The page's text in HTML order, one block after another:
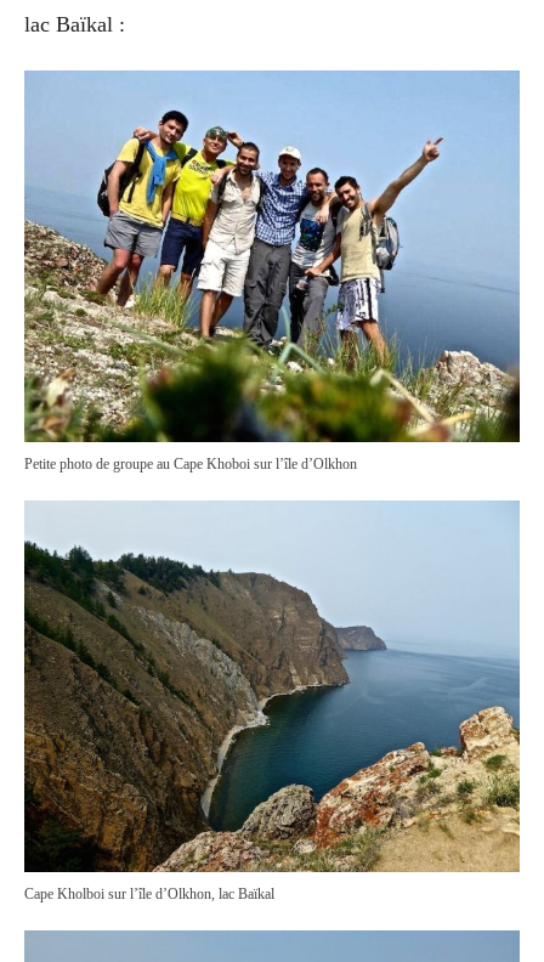
lac Baïkal :
Petite photo de groupe au Cape Khoboi sur l’île d’Olkhon
Cape Kholboi sur l’île d’Olkhon, lac Baïkal